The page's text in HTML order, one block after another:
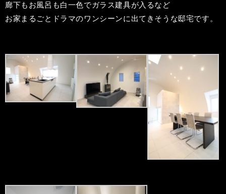
廊下もお風呂も白一色でガラス建具が入るなど
お家まるごとドラマのワンシーンに出てきそうな邸宅です。